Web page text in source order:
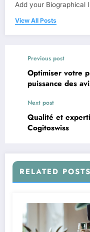
Add your Biographical
View All Posts
Previous post
Optimiser votre
puissance des
Next post
Qualité et
Cogitoswiss
RELATED POSTS